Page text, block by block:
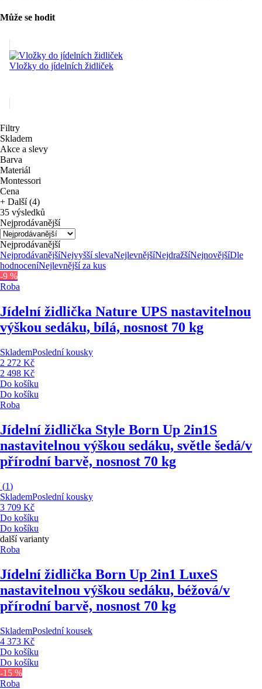
Může se hodit
Vložky do jídelních židliček
Filtry
Skladem
Akce a slevy
Barva
Materiál
Montessori
Cena
+ Další (4)
35 výsledků
Nejprodávanější
Nejprodávanější
NejprodávanějšíNejvyšší slevaNejlevnějšíNejdražšíNejnovějšíDle
hodnoceníNejlevnější za kus
-9 %
Roba
Jídelní židlička Nature UPS nastavitelnou
výškou sedáku, bílá, nosnost 70 kg
SklademPoslední kousky
2 272 Kč
2 498 Kč
Do košíku
Do košíku
Roba
Jídelní židlička Style Born Up 2in1S
nastavitelnou výškou sedáku, světle šedá/v
přírodní barvě, nosnost 70 kg
(1)
SklademPoslední kousky
3 709 Kč
Do košíku
Do košíku
další varianty
Roba
Jídelní židlička Born Up 2in1 LuxeS
nastavitelnou výškou sedáku, béžová/v
přírodní barvě, nosnost 70 kg
SklademPoslední kousek
4 373 Kč
Do košíku
Do košíku
-15 %
Roba